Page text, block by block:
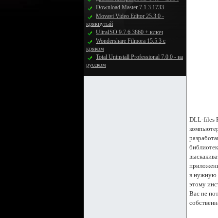
Download Master 7.1.3.1733
Movavi Video Editor 25.3.0 -
крякнутый
UltraISO 9.7.6.3860 + ключ
Wondershare Filmora 15.5.3 с
кряком
Total Uninstall Professional 7.0.0 - на
русском
DLL-files
в нужную
этому
Вас не